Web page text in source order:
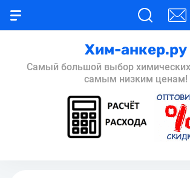
Хим-анкер.ру
Самый большой выбор
самым низким ценам!